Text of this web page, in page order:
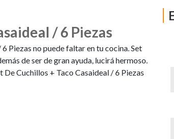
/ 6 Piezas
Piezas no puede faltar en tu cocina. Set
de ser de gran ayuda, lucirá hermoso.
Cuchillos + Taco Casaideal / 6 Piezas